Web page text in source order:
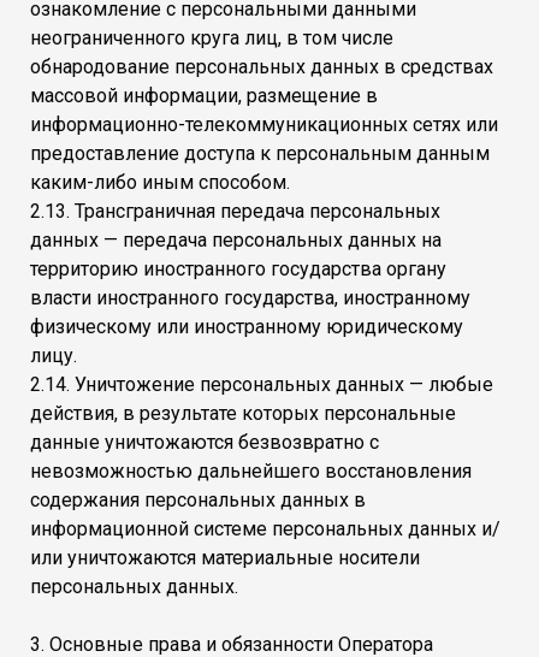
ознакомление с персональными данными
неограниченного круга лиц, в том числе
обнародование персональных данных в средствах
массовой информации, размещение в
информационно-телекоммуникационных сетях или
предоставление доступа к персональным данным
каким-либо иным способом.
2.13. Трансграничная передача персональных
данных — передача персональных данных на
территорию иностранного государства органу
власти иностранного государства, иностранному
физическому или иностранному юридическому
лицу.
2.14. Уничтожение персональных данных — любые
действия, в результате которых персональные
данные уничтожаются безвозвратно с
невозможностью дальнейшего восстановления
содержания персональных данных в
информационной системе персональных данных и/
или уничтожаются материальные носители
персональных данных.
3. Основные права и обязанности Оператора